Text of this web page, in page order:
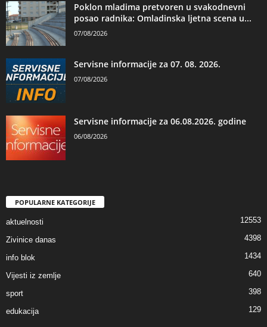
Poklon mladima pretvoren u svakodnevni
posao radnika: Omladinska ljetna scena u...
07/08/2026
Servisne informacije za 07. 08. 2026.
07/08/2026
Servisne informacije za 06.08.2026. godine
06/08/2026
POPULARNE KATEGORIJE
aktuelnosti 12553
Zivinice danas 4398
info blok 1434
Vijesti iz zemlje 640
sport 398
edukacija 129